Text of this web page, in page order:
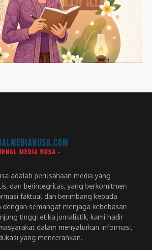
adalah perusahaan media yang
dan berintegritas, yang berkomitmen
faktual dan berimbang kepada
dengan semangat menjaga kebebasan
tinggi etika jurnalistik, kami hadir
dalam menyalurkan informasi,
yang mencerahkan.